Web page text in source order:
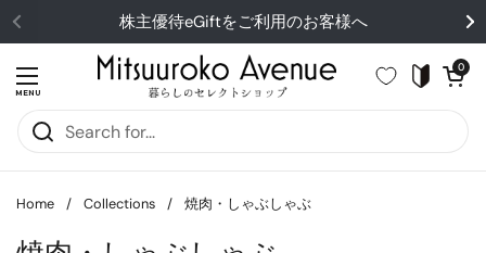
Skip to content 株主優待eGiftをご利用のお客様へ
Open menu
MENU
Open cart
0
Home / Collections / 焼肉・しゃぶしゃぶ